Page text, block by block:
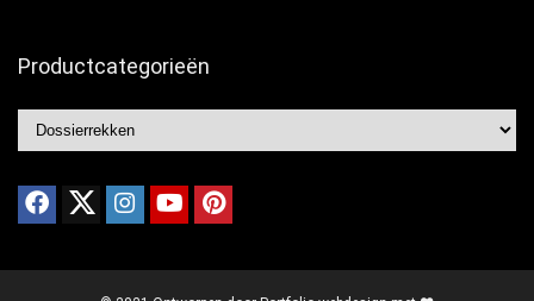
Productcategorieën